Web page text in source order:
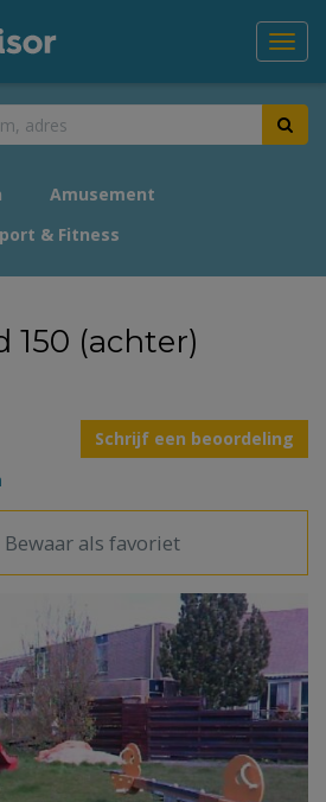
Amusement
& Fitness
150 (achter)
Schrijf een beoordeling
Bewaar als favoriet